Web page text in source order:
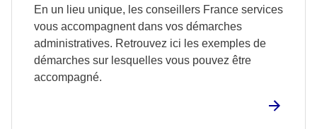
En un lieu unique, les conseillers France services
vous accompagnent dans vos démarches
administratives. Retrouvez ici les exemples de
démarches sur lesquelles vous pouvez être
accompagné.